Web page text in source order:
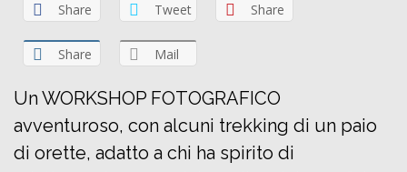
Share Tweet Share
Share Mail
Un WORKSHOP FOTOGRAFICO
avventuroso, con alcuni trekking di un paio
di orette, adatto a chi ha spirito di